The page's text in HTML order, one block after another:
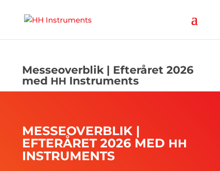
Messeoverblik | Efteråret 2026
med HH Instruments
MESSEOVERBLIK |
EFTERÅRET 2026 MED HH
INSTRUMENTS